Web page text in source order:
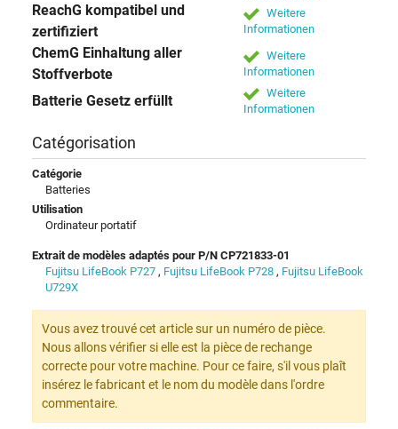
ReachG kompatibel und
zertifiziert
Weitere
Informationen
ChemG Einhaltung aller
Stoffverbote
Weitere
Informationen
Batterie Gesetz erfüllt
Weitere
Informationen
Catégorisation
Catégorie
Batteries
Utilisation
Ordinateur portatif
Extrait de modèles adaptés pour P/N CP721833-01
Fujitsu LifeBook P727 , Fujitsu LifeBook P728 , Fujitsu LifeBook
U729X
Vous avez trouvé cet article sur un numéro de pièce.
Nous allons vérifier si elle est la pièce de rechange
correcte pour votre machine. Pour ce faire, s'il vous plaît
insérez le fabricant et le nom du modèle dans l'ordre
commentaire.